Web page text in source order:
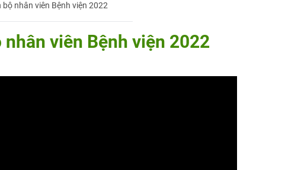
bộ nhân viên Bệnh viện 2022
viên Bệnh viện 2022